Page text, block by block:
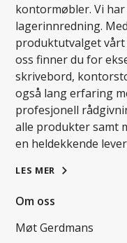
kontormøbler. Vi
lagerinnredning.
produktutvalget vårt
oss finner du for
skrivebord,
også lang erfaring
profesjonell
alle produkter samt
en heldekkende
LES MER
Om oss
Møt Gerdmans